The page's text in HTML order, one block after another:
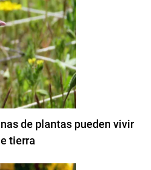
de plantas pueden vivir
tierra